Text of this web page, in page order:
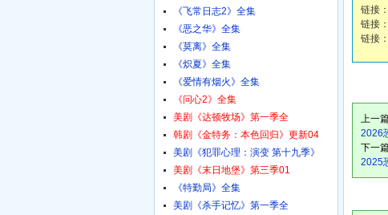
链接：
链接：
链接：
上一
2026
下一
2025
《飞常日志2》全集
《恶之华》全集
《莫离》全集
《炽夏》全集
《爱情有烟火》全集
《问心2》全集
美剧《达顿牧场》第一季全
韩剧《金特务：本色回归》更新04
美剧《犯罪心理：演变 第十九季》
美剧《末日地堡》第三季01
《特勤局》全集
美剧《杀手记忆》第一季全